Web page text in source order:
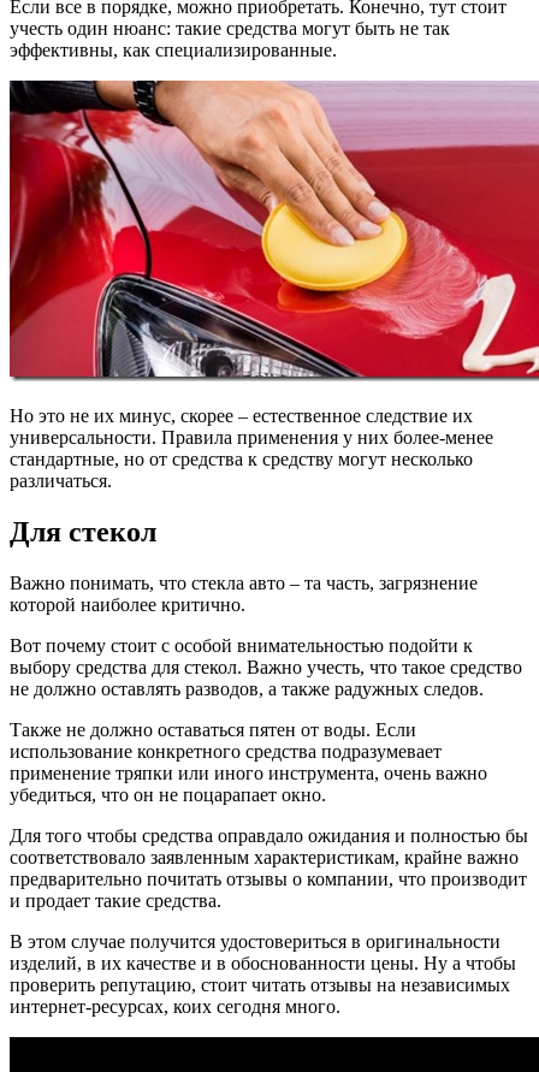
Если все в порядке, можно приобретать. Конечно, тут стоит
учесть один нюанс: такие средства могут быть не так
эффективны, как специализированные.
Но это не их минус, скорее – естественное следствие их
универсальности. Правила применения у них более-менее
стандартные, но от средства к средству могут несколько
различаться.
Для стекол
Важно понимать, что стекла авто – та часть, загрязнение
которой наиболее критично.
Вот почему стоит с особой внимательностью подойти к
выбору средства для стекол. Важно учесть, что такое средство
не должно оставлять разводов, а также радужных следов.
Также не должно оставаться пятен от воды. Если
использование конкретного средства подразумевает
применение тряпки или иного инструмента, очень важно
убедиться, что он не поцарапает окно.
Для того чтобы средства оправдало ожидания и полностью бы
соответствовало заявленным характеристикам, крайне важно
предварительно почитать отзывы о компании, что производит
и продает такие средства.
В этом случае получится удостовериться в оригинальности
изделий, в их качестве и в обоснованности цены. Ну а чтобы
проверить репутацию, стоит читать отзывы на независимых
интернет-ресурсах, коих сегодня много.